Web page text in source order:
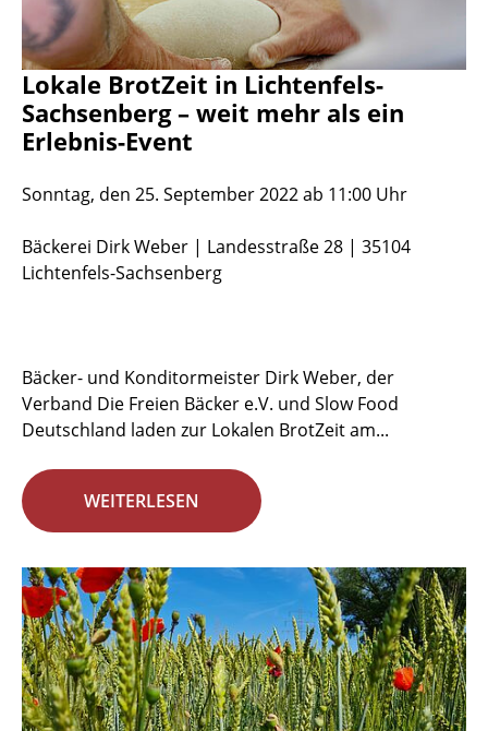
Lokale BrotZeit in Lichtenfels-
Sachsenberg – weit mehr als ein
Erlebnis-Event
Sonntag, den 25. September 2022 ab 11:00 Uhr
Bäckerei Dirk Weber | Landesstraße 28 | 35104
Lichtenfels-Sachsenberg
Bäcker- und Konditormeister Dirk Weber, der
Verband Die Freien Bäcker e.V. und Slow Food
Deutschland laden zur Lokalen BrotZeit am...
WEITERLESEN